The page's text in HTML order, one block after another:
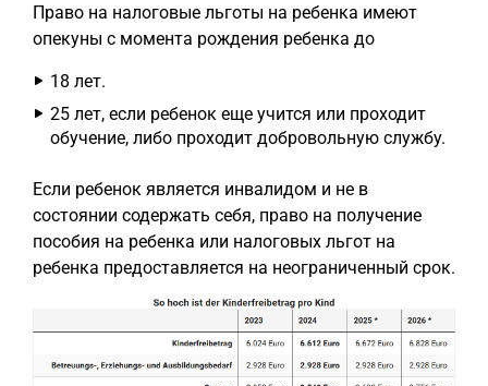
Право на налоговые льготы на ребенка имеют
опекуны с момента рождения ребенка до
18 лет.
25 лет, если ребенок еще учится или проходит
обучение, либо проходит добровольную службу.
Если ребенок является инвалидом и не в
состоянии содержать себя, право на получение
пособия на ребенка или налоговых льгот на
ребенка предоставляется на неограниченный срок.